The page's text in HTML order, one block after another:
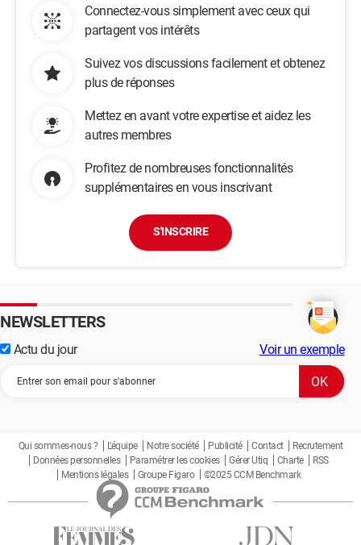
Connectez-vous simplement avec ceux qui
partagent vos intérêts
Suivez vos discussions facilement et obtenez
plus de réponses
Mettez en avant votre expertise et aidez les
autres membres
Profitez de nombreuses fonctionnalités
supplémentaires en vous inscrivant
S'INSCRIRE
NEWSLETTERS
Actu du jour Voir un exemple
Qui sommes-nous ? L'équipe Notre société Publicité Contact
Recrutement
Données personnelles
Paramétrer les cookies Gérer Utiq Charte
RSS
Mentions légales
Groupe Figaro ©2025 CCM Benchmark